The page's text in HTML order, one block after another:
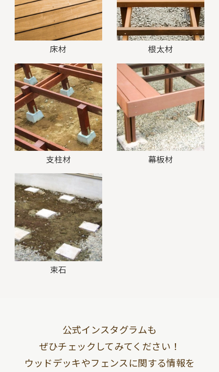
床材 根太材
支柱材 幕板材
束石
公式インスタグラムも
ぜひチェックしてみてください！
ウッドデッキやフェンスに関する情報を